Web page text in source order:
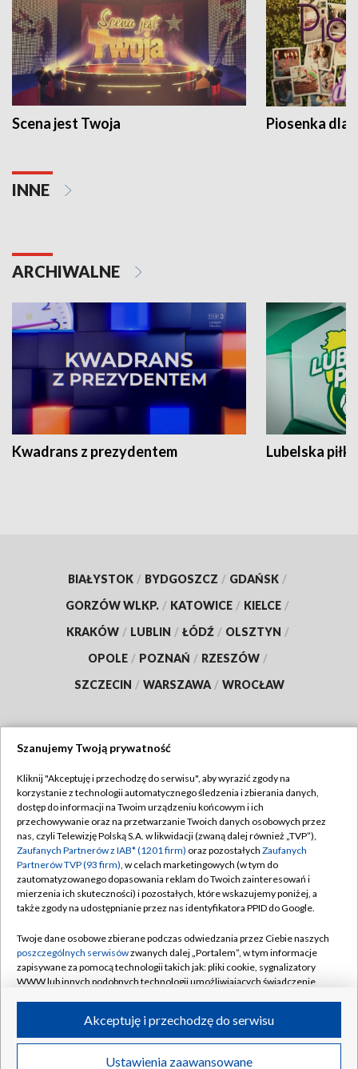
Scena jest Twoja Piosenka dla
INNE
ARCHIWALNE
Kwadrans z prezydentem Lubelska piłka
BIAŁYSTOK / BYDGOSZCZ / GDAŃSK /
GORZÓW WLKP. / KATOWICE / KIELCE /
KRAKÓW / LUBLIN / ŁÓDŹ / OLSZTYN /
OPOLE / POZNAŃ / RZESZÓW /
SZCZECIN / WARSZAWA / WROCŁAW
TVP
Abonament TVP
Emisja w TVP
Centrum informacji TVP
Naziemna Telewizja Cyfrowa
Rada Programowa
System NOS
Informacje o nadawcy
Program dla prasy
Regulamin TVP
Polityka prywatności
Moje zgody
Pomoc
Kontakt
Kanały
©2026 Telewizja Polska S.A. w likwidacji
Szanujemy Twoją prywatność
Kliknij "Akceptuję i przechodzę do serwisu", aby wyrazić zgody na
korzystanie z technologii automatycznego śledzenia i zbierania danych,
dostęp do informacji na Twoim urządzeniu końcowym i ich
przechowywanie oraz na przetwarzanie Twoich danych osobowych przez
nas, czyli Telewizję Polską S.A. w likwidacji (zwaną dalej również „TVP”),
Zaufanych Partnerów z IAB* (1201 firm) oraz pozostałych Zaufanych
Partnerów TVP (93 firm), w celach marketingowych (w tym do
zautomatyzowanego dopasowania reklam do Twoich zainteresowań i
mierzenia ich skuteczności) i pozostałych, które wskazujemy poniżej, a
także zgody na udostępnianie przez nas identyfikatora PPID do Google.
Twoje dane osobowe zbierane podczas odwiedzania przez Ciebie naszych
poszczególnych serwisówzwanych dalej „Portalem”, w tym informacje
zapisywane za pomocą technologii takich jak: pliki cookie, sygnalizatory
WWW lub innych podobnych technologii umożliwiających świadczenie
ruchu w Internecie.
Twoje dane osobowe zbierane podczas odwiedzania przez Ciebie
Ustawienia zaawansowane
Akceptuję i przechodzę do serwisu